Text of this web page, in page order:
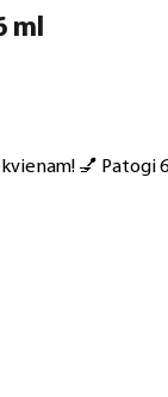
ml
💅